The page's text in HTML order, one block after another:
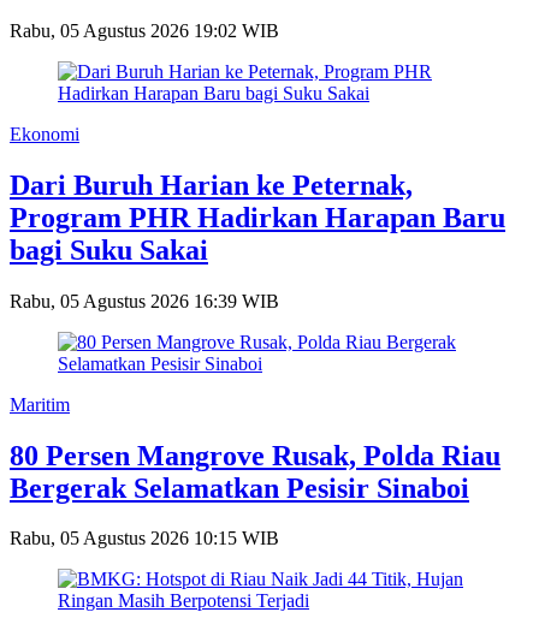
Rabu, 05 Agustus 2026 19:02 WIB
Ekonomi
Dari Buruh Harian ke Peternak,
Program PHR Hadirkan Harapan Baru
bagi Suku Sakai
Rabu, 05 Agustus 2026 16:39 WIB
Maritim
80 Persen Mangrove Rusak, Polda Riau
Bergerak Selamatkan Pesisir Sinaboi
Rabu, 05 Agustus 2026 10:15 WIB